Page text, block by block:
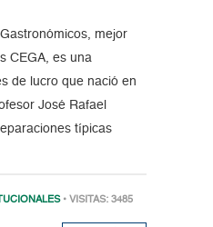
mejor
CEGA, es una
de lucro que nació en
José Rafael
típicas
• VISITAS: 3485